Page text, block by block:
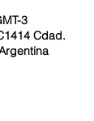
3
Cdad.